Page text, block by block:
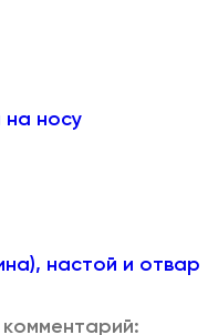
на носу
настой и отвар